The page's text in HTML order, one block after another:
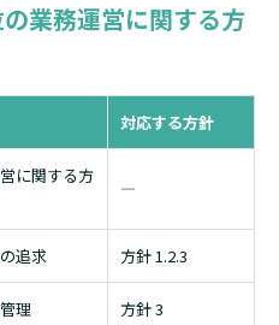
業務運営に関する方
対応する方針
に関する方
―
追求 方針 1.2.3
理 方針 3